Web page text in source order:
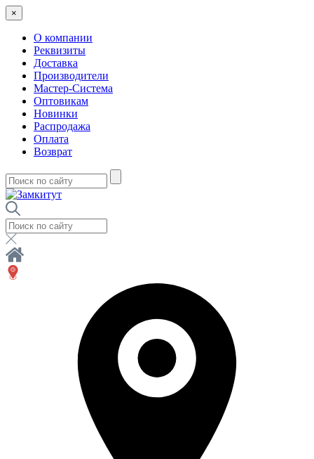
×
О компании
Реквизиты
Доставка
Производители
Мастер-Система
Оптовикам
Новинки
Распродажа
Оплата
Возврат